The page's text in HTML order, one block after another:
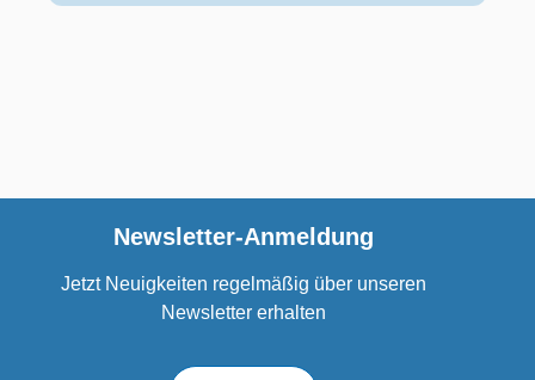
Newsletter-Anmeldung
Jetzt Neuigkeiten regelmäßig über unseren
Newsletter erhalten